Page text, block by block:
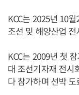
KCC는 2025년 10
조선 및 해양산업 전
KCC는 2009년 첫
대 조선기자재 전시
다 참가하며 선박